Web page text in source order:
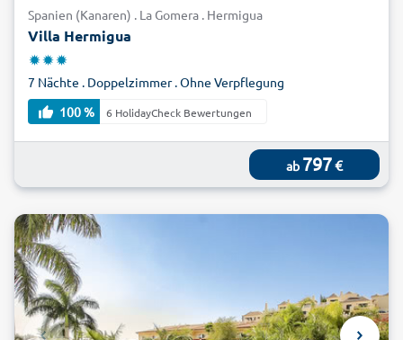
Spanien (Kanaren) . La Gomera . Hermigua
Villa Hermigua
7 Nächte . Doppelzimmer . Ohne Verpflegung
100 %
6 HolidayCheck Bewertungen
ab 797€